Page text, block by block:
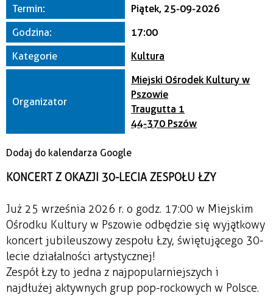
Organizator
Termin:
Piątek, 25-09-2026
Godzina:
17:00
Kategorie
Kultura
Organizator
Miejski Ośrodek Kultury w
Pszowie
Traugutta 1
44-370 Pszów
Dodaj do kalendarza Google
KONCERT Z OKAZJI 30-LECIA ZESPOŁU ŁZY
Już 25 września 2026 r. o godz. 17:00 w Miejskim
Ośrodku Kultury w Pszowie odbędzie się wyjątkowy
koncert jubileuszowy zespołu Łzy, świętującego 30-
lecie działalności artystycznej!
Zespół Łzy to jedna z najpopularniejszych i
najdłużej aktywnych grup pop-rockowych w Polsce.